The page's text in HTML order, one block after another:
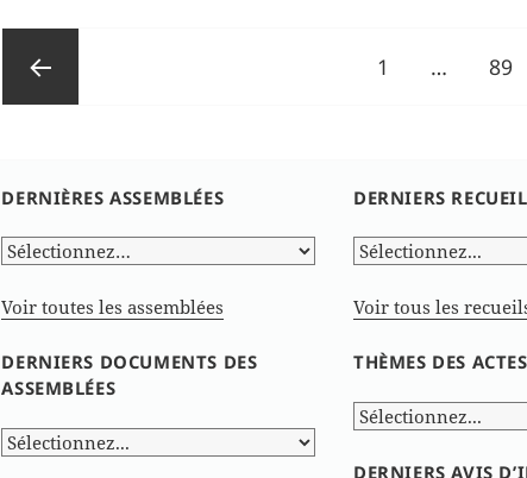
des
publications
Page
1 … Page
89
DERNIÈRES ASSEMBLÉES
Voir toutes les assemblées
DERNIERS DOCUMENTS DES
ASSEMBLÉES
DERNIERS
Voir tous les
THÈMES DES ACTES
DERNIERS AVIS